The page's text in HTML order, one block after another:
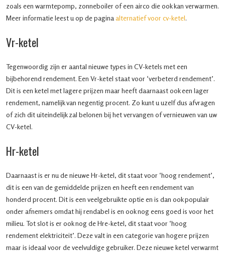
zoals een warmtepomp, zonneboiler of een airco die ook kan verwarmen.
Meer informatie leest u op de pagina alternatief voor cv-ketel.
Vr-ketel
Tegenwoordig zijn er aantal nieuwe types in CV-ketels met een
bijbehorend rendement. Een Vr-ketel staat voor ‘verbeterd rendement’.
Dit is een ketel met lagere prijzen maar heeft daarnaast ook een lager
rendement, namelijk van negentig procent. Zo kunt u uzelf dus afvragen
of zich dit uiteindelijk zal belonen bij het vervangen of vernieuwen van uw
CV-ketel.
Hr-ketel
Daarnaast is er nu de nieuwe Hr-ketel, dit staat voor ‘hoog rendement’,
dit is een van de gemiddelde prijzen en heeft een rendement van
honderd procent. Dit is een veelgebruikte optie en is dan ook populair
onder afnemers omdat hij rendabel is en ook nog eens goed is voor het
milieu. Tot slot is er ook nog de Hre-ketel, dit staat voor ‘hoog
rendement elektriciteit’. Deze valt in een categorie van hogere prijzen
maar is ideaal voor de veelvuldige gebruiker. Deze nieuwe ketel verwarmt